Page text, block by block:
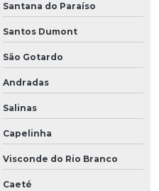
Santana do Paraíso
Santos Dumont
São Gotardo
Andradas
Salinas
Capelinha
Visconde do Rio Branco
Caeté